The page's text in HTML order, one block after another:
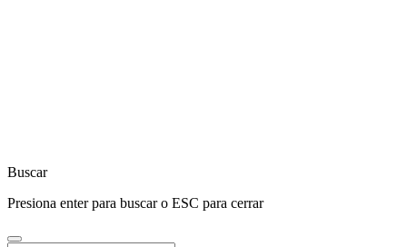
Close
Buscar
Presiona enter para buscar o ESC para cerrar